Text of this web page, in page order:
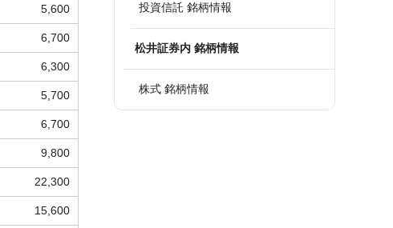
5,600
6,700
6,300
5,700
6,700
9,800
22,300
15,600
投資信託 銘柄情報
松井証券内 銘柄情報
株式 銘柄情報